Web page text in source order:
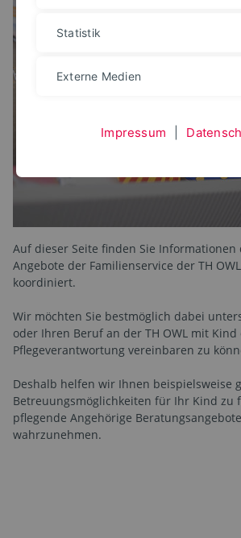
Auf dieser Seite finden Sie Informationen
Angebote der Familienservice der TH
koordiniert.
Wir möchten Sie bestmöglich dabei
oder Ihren Beruf an der TH OWL mit Kind
Pflegeverantwortung vereinbaren zu
Deshalb helfen wir Ihnen beispielsweise
Betreuungsmöglichkeiten für Ihr Kind zu
pflegende Angehörige
wahrzunehmen.
Statistik
Externe Medien
Impressum